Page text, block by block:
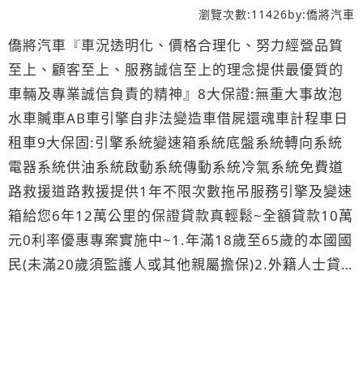
瀏覽次數:11426by:僑將汽車
僑將汽車『車況透明化、價格合理化、努力經營品質
至上、顧客至上、服務誠信至上的理念提供最優質的
車輛及專業誠信負責的精神』8大保證:無重大事故泡
水車贓車AB車引擎自非法變造車借屍還魂車計程車日
租車9大保固:引擎系統變速箱系統底盤系統轉向系統
電器系統供油系統啟動系統傳動系統冷氣系統免費道
路救援道路救援提供1年不限次數拖吊服務引擎及變速
箱給您6年12萬公里的保證貸款真輕鬆~全額貸款10萬
元0利率優惠專案實施中~1.年滿18歲至65歲的本國國
民(未滿20歲須監護人或其他親屬擔保)2.外籍人士貸